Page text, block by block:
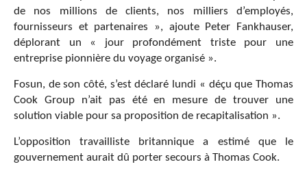
de nos millions de clients, nos milliers d’employés,
fournisseurs et partenaires », ajoute Peter Fankhauser,
déplorant un « jour profondément triste pour une
entreprise pionnière du voyage organisé ».
Fosun, de son côté, s’est déclaré lundi « déçu que Thomas
Cook Group n’ait pas été en mesure de trouver une
solution viable pour sa proposition de recapitalisation ».
L’opposition travailliste britannique a estimé que le
gouvernement aurait dû porter secours à Thomas Cook.